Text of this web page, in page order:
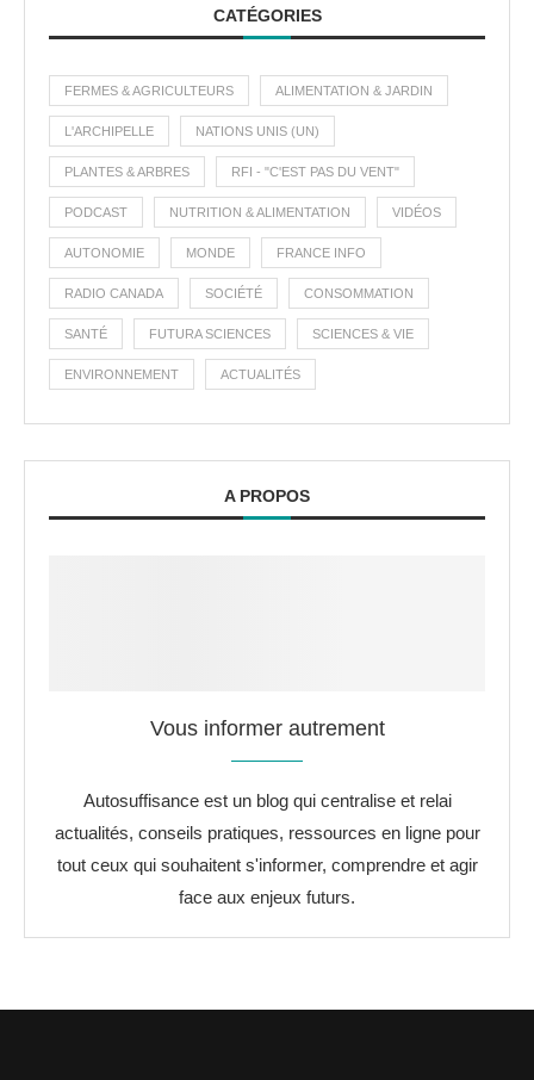
CATÉGORIES
FERMES & AGRICULTEURS ALIMENTATION & JARDIN
L'ARCHIPELLE NATIONS UNIS (UN)
PLANTES & ARBRES RFI - "C'EST PAS DU VENT"
PODCAST NUTRITION & ALIMENTATION VIDÉOS
AUTONOMIE MONDE FRANCE INFO
RADIO CANADA SOCIÉTÉ CONSOMMATION
SANTÉ FUTURA SCIENCES SCIENCES & VIE
ENVIRONNEMENT ACTUALITÉS
A PROPOS
Vous informer autrement
Autosuffisance est un blog qui centralise et relai
actualités, conseils pratiques, ressources en ligne pour
tout ceux qui souhaitent s'informer, comprendre et agir
face aux enjeux futurs.